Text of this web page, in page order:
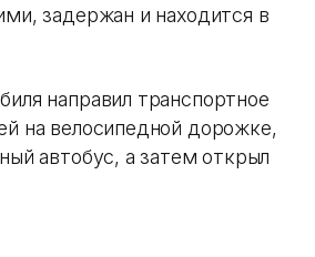
задержан и находится в
направил транспортное
на велосипедной дорожке,
автобус, а затем открыл